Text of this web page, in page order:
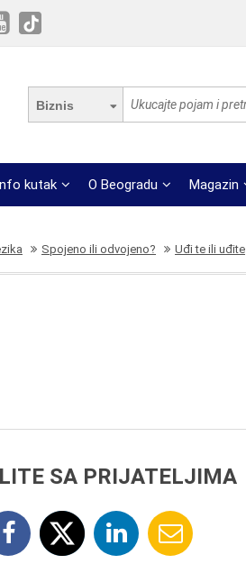
Biznis
kutak O Beogradu Magazin
Spojeno ili odvojeno? Uđi te ili uđite
SA PRIJATELJIMA